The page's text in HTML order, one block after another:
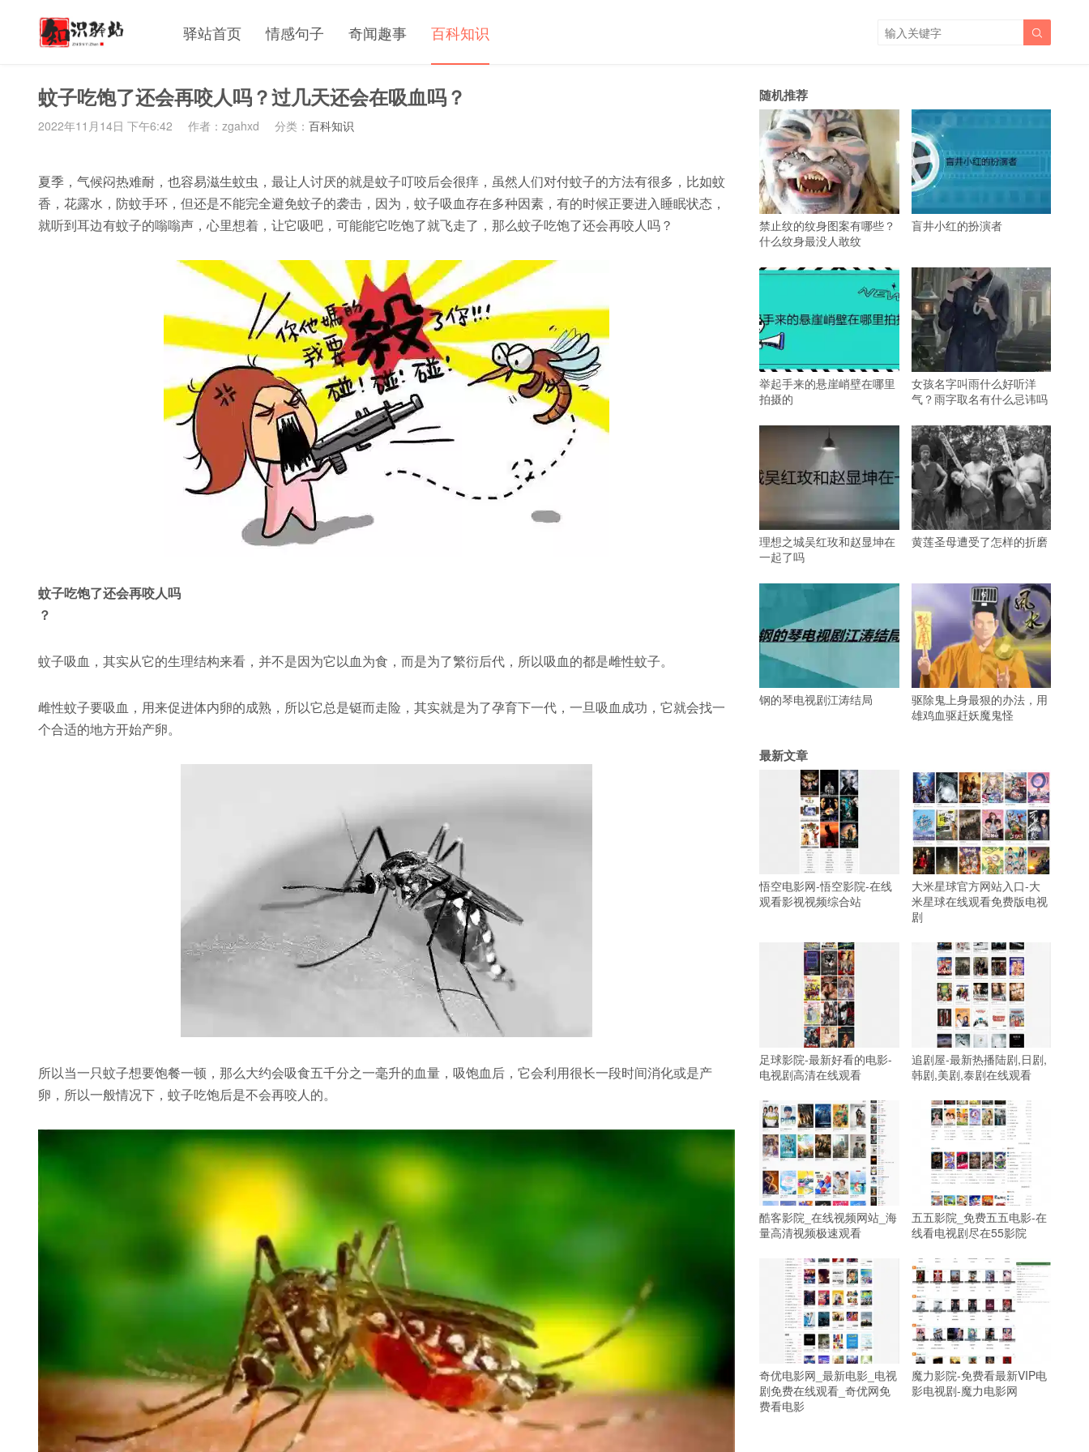
驿站首页 情感句子 奇闻趣事 百科知识 
蚊子吃饱了还会再咬人吗？过几天还会在吸血吗？
2022年11月14日 下午6:42 作者：zgahxd 分类： 百科知识
夏季，气候闷热难耐，也容易滋生蚊虫，最让人讨厌的就是蚊子叮咬后会很痒，虽然人们对付蚊子的方法有很多，比如蚊
香，花露水，防蚊手环，但还是不能完全避免蚊子的袭击，因为，蚊子吸血存在多种因素，有的时候正要进入睡眠状态，
就听到耳边有蚊子的嗡嗡声，心里想着，让它吸吧，可能能它吃饱了就飞走了，那么蚊子吃饱了还会再咬人吗？
蚊子吃饱了还会再咬人吗
？
蚊子吸血，其实从它的生理结构来看，并不是因为它以血为食，而是为了繁衍后代，所以吸血的都是雌性蚊子。
雌性蚊子要吸血，用来促进体内卵的成熟，所以它总是铤而走险，其实就是为了孕育下一代，一旦吸血成功，它就会找一
个合适的地方开始产卵。
所以当一只蚊子想要饱餐一顿，那么大约会吸食五千分之一毫升的血量，吸饱血后，它会利用很长一段时间消化或是产
卵，所以一般情况下，蚊子吃饱后是不会再咬人的。
随机推荐
禁止纹的纹身图案有哪些？
什么纹身最没人敢纹
盲井小红的扮演者
举起手来的悬崖峭壁在哪里
拍摄的
女孩名字叫雨什么好听洋
气？雨字取名有什么忌讳吗
理想之城吴红玫和赵显坤在
一起了吗
黄莲圣母遭受了怎样的折磨
钢的琴电视剧江涛结局
驱除鬼上身最狠的办法，用
雄鸡血驱赶妖魔鬼怪
最新文章
悟空电影网-悟空影院-在线
观看影视视频综合站
大米星球官方网站入口-大
米星球在线观看免费版电视
剧
足球影院-最新好看的电影-
电视剧高清在线观看
追剧屋-最新热播陆剧,日剧,
韩剧,美剧,泰剧在线观看
酷客影院_在线视频网站_海
量高清视频极速观看
五五影院_免费五五电影-在
线看电视剧尽在55影院
奇优电影网_最新电影_电视
剧免费在线观看_奇优网免
费看电影
魔力影院-免费看最新VIP电
影电视剧-魔力电影网